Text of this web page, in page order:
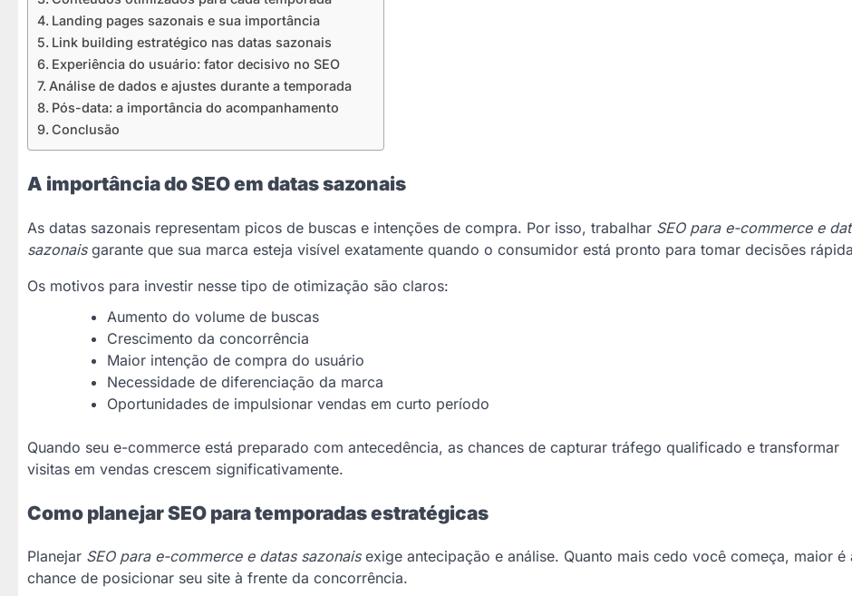
Landing pages sazonais e sua importância
Link building estratégico nas datas sazonais
Experiência do usuário: fator decisivo no SEO
Análise de dados e ajustes durante a temporada
Pós-data: a importância do acompanhamento
Conclusão
A importância do SEO em datas sazonais
As datas sazonais representam picos de buscas e intenções de compra. Por isso, trabalhar SEO para e-commerce e
sazonaisgarante que sua marca esteja visível exatamente quando o consumidor está pronto para tomar decisões
Os motivos para investir nesse tipo de otimização são claros:
Aumento do volume de buscas
Crescimento da concorrência
Maior intenção de compra do usuário
Necessidade de diferenciação da marca
Oportunidades de impulsionar vendas em curto período
Quando seu e-commerce está preparado com antecedência, as chances de capturar tráfego qualificado e transformar
visitas em vendas crescem significativamente.
Como planejar SEO para temporadas estratégicas
Planejar SEO para e-commerce e datas sazonaisexige antecipação e análise. Quanto mais cedo você começa, maior é
chance de posicionar seu site à frente da concorrência.